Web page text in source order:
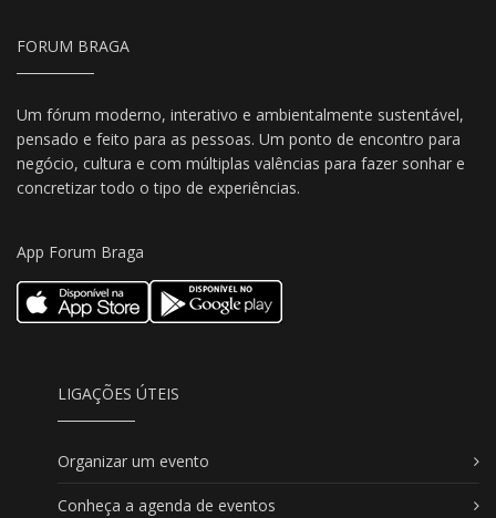
FORUM BRAGA
Um fórum moderno, interativo e ambientalmente sustentável,
pensado e feito para as pessoas. Um ponto de encontro para
negócio, cultura e com múltiplas valências para fazer sonhar e
concretizar todo o tipo de experiências.
App Forum Braga
LIGAÇÕES ÚTEIS
Organizar um evento
Conheça a agenda de eventos